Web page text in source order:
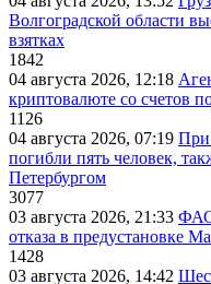
Волгоградской области
взятках
1842
04 августа 2026, 12:18
криптовалюте со счетов
1126
04 августа 2026, 07:19 При
погибли пять человек,
Петербургом
3077
03 августа 2026, 21:33 ФАС
отказа в предустановке
1428
03 августа 2026, 14:42